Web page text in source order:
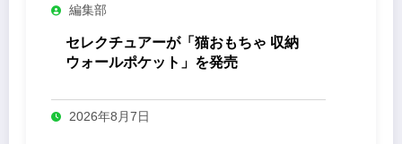
編集部
セレクチュアーが「猫おもちゃ 収納
ウォールポケット」を発売
2026年8月7日